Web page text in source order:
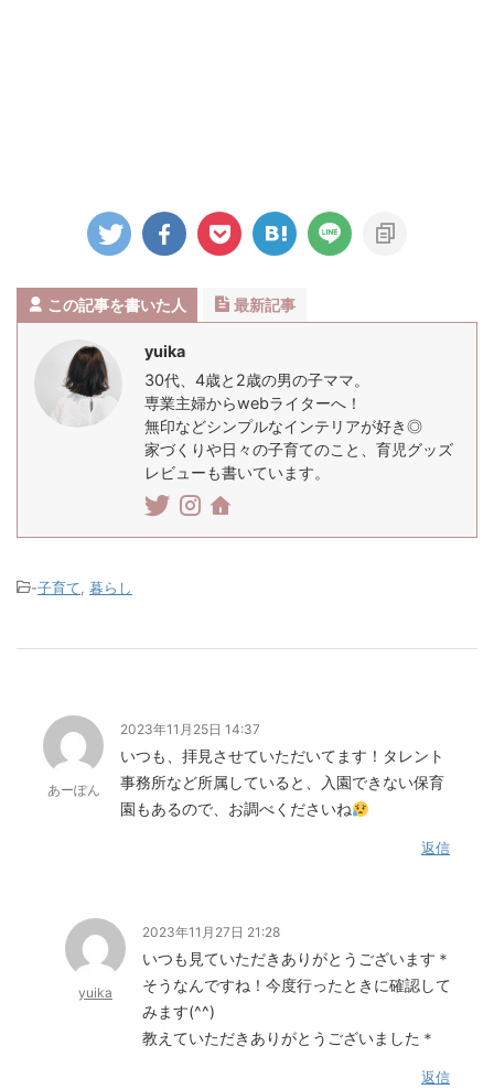
この記事を書いた人 最新記事
yuika
30代、4歳と2歳の男の子ママ。
専業主婦からwebライターへ！
無印などシンプルなインテリアが好き◎
家づくりや日々の子育てのこと、育児グッズ
レビューも書いています。
-子育て 暮らし
あーぽん
2023年11月25日 14:37
いつも、拝見させていただいてます！タレント
事務所など所属していると、入園できない保育
園もあるので、お調べくださいね
返信
yuika
2023年11月27日 21:28
いつも見ていただきありがとうございます＊
そうなんですね！今度行ったときに確認して
みます(^^)
教えていただきありがとうございました＊
返信